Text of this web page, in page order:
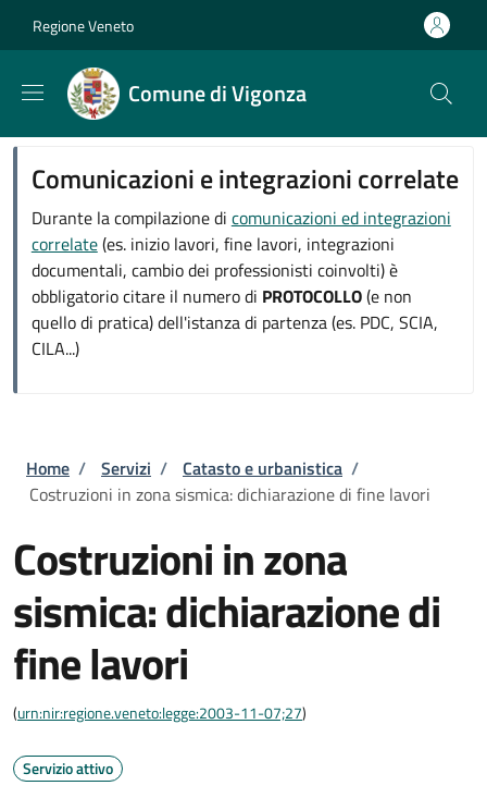
Regione Veneto
Comune di Vigonza
Comunicazioni e integrazioni correlate
Durante la compilazione di comunicazioni ed integrazioni
correlate(es. inizio lavori, fine lavori, integrazioni
documentali, cambio dei professionisti coinvolti) è
obbligatorio citare il numero di PROTOCOLLO(e non
quello di pratica) dell'istanza di partenza (es. PDC, SCIA,
CILA...)
Briciole di pane
Home / Servizi / Catasto e urbanistica /
Costruzioni in zona sismica: dichiarazione di fine lavori
Costruzioni in zona
sismica: dichiarazione di
fine lavori
(urn:nir:regione.veneto:legge:2003-11-07;27)
Servizio attivo